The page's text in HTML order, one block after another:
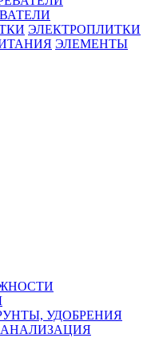
ЭЛЕКТРОПЛИТКИ
ЭЛЕМЕНТЫ
УДОБРЕНИЯ